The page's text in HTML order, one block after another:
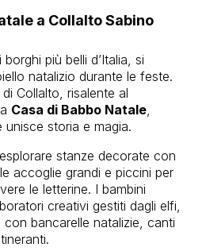
a Collalto Sabino
più belli d’Italia, si
natalizio durante le feste.
Collalto, risalente al
Casa di Babbo Natale
unisce storia e magia.
stanze decorate con
accoglie grandi e piccini per
le letterine. I bambini
creativi gestiti dagli elfi,
bancarelle natalizie, canti